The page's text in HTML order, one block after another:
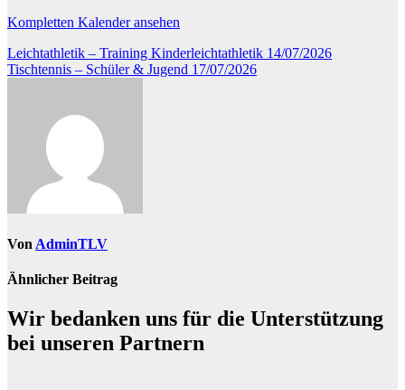
Kompletten Kalender ansehen
Beitragsnavigation
Leichtathletik – Training Kinderleichtathletik 14/07/2026
Tischtennis – Schüler & Jugend 17/07/2026
Von AdminTLV
Ähnlicher Beitrag
Wir bedanken uns für die Unterstützung
bei unseren Partnern